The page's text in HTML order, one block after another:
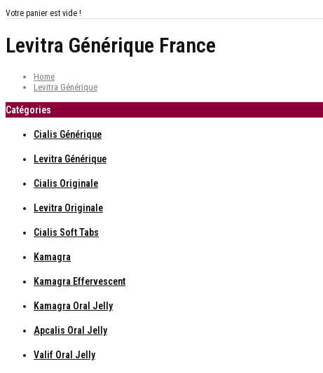
Votre panier est vide !
Levitra Générique France
Home
Levitra Générique
Catégories
Cialis Générique
Levitra Générique
Cialis Originale
Levitra Originale
Cialis Soft Tabs
Kamagra
Kamagra Effervescent
Kamagra Oral Jelly
Apcalis Oral Jelly
Valif Oral Jelly